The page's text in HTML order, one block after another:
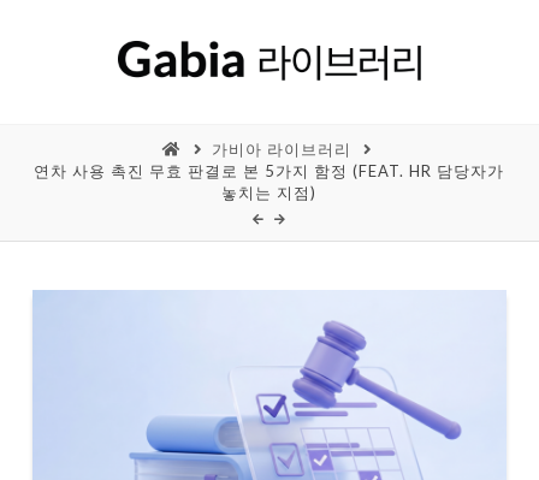
가비아 라이브러리
연차 사용 촉진 무효 판결로 본 5가지 함정 (FEAT. HR 담당자가
놓치는 지점)